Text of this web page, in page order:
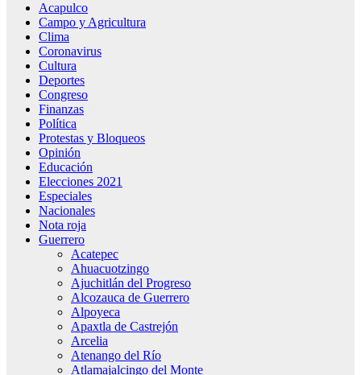
Acapulco
Campo y Agricultura
Clima
Coronavirus
Cultura
Deportes
Congreso
Finanzas
Política
Protestas y Bloqueos
Opinión
Educación
Elecciones 2021
Especiales
Nacionales
Nota roja
Guerrero
Acatepec
Ahuacuotzingo
Ajuchitlán del Progreso
Alcozauca de Guerrero
Alpoyeca
Apaxtla de Castrejón
Arcelia
Atenango del Río
Atlamajalcingo del Monte